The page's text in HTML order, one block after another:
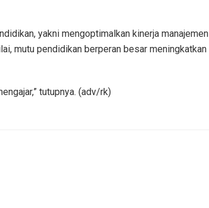
yakni mengoptimalkan kinerja manajemen
mutu pendidikan berperan besar meningkatkan
tutupnya. (adv/rk)